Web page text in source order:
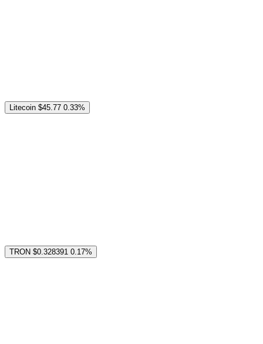
Litecoin $45.77 0.33%
TRON $0.328391 0.17%